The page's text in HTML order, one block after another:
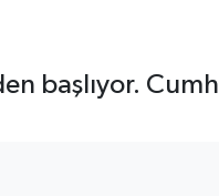
başlıyor.